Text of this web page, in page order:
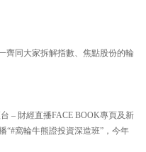
齊同大家拆解指數、焦點股份的輪
– 財經直播FACE BOOK專頁及新
“#窩輪牛熊證投資深造班”，今年